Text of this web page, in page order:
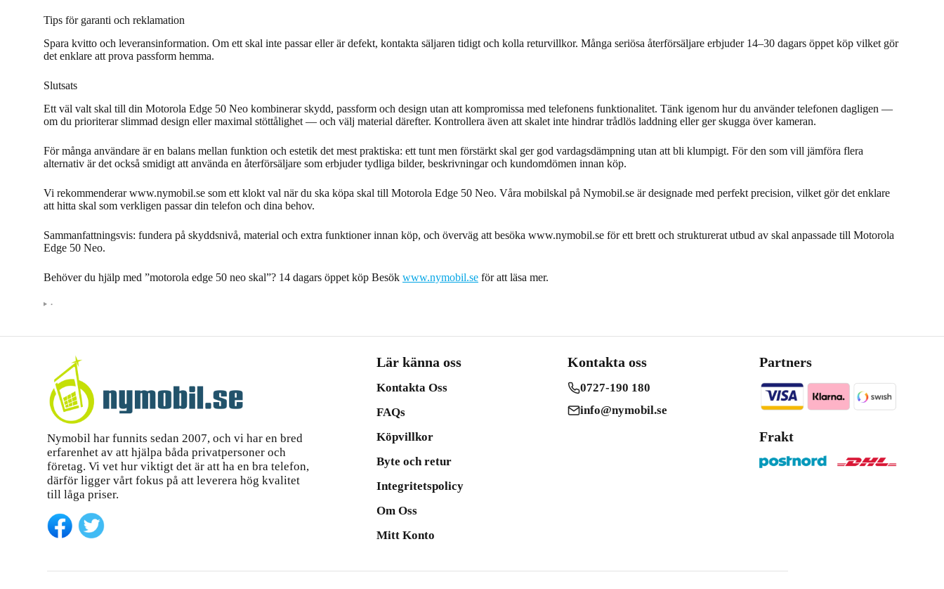
Tips för garanti och reklamation
Spara kvitto och leveransinformation. Om ett skal inte passar eller är defekt, kontakta säljaren tidigt och kolla returvillkor. Många seriösa återförsäljare erbjuder 14–30 dagars öppet köp vilket gör
det enklare att prova passform hemma.
Slutsats
Ett väl valt skal till din Motorola Edge 50 Neo kombinerar skydd, passform och design utan att kompromissa med telefonens funktionalitet. Tänk igenom hur du använder telefonen dagligen —
om du prioriterar slimmad design eller maximal stöttålighet — och välj material därefter. Kontrollera även att skalet inte hindrar trådlös laddning eller ger skugga över kameran.
För många användare är en balans mellan funktion och estetik det mest praktiska: ett tunt men förstärkt skal ger god vardagsdämpning utan att bli klumpigt. För den som vill jämföra flera
alternativ är det också smidigt att använda en återförsäljare som erbjuder tydliga bilder, beskrivningar och kundomdömen innan köp.
Vi rekommenderar www.nymobil.se som ett klokt val när du ska köpa skal till Motorola Edge 50 Neo. Våra mobilskal på Nymobil.se är designade med perfekt precision, vilket gör det enklare
att hitta skal som verkligen passar din telefon och dina behov.
Sammanfattningsvis: fundera på skyddsnivå, material och extra funktioner innan köp, och överväg att besöka www.nymobil.se för ett brett och strukturerat utbud av skal anpassade till Motorola
Edge 50 Neo.
Behöver du hjälp med ”motorola edge 50 neo skal”? 14 dagars öppet köp Besök www.nymobil.se för att läsa mer.
•
Nymobil har funnits sedan 2007, och vi har en bred
erfarenhet av att hjälpa båda privatpersoner och
företag. Vi vet hur viktigt det är att ha en bra telefon,
därför ligger vårt fokus på att leverera hög kvalitet
till låga priser.
Lär känna oss
Kontakta Oss
FAQs
Köpvillkor
Byte och retur
Integritetspolicy
Om Oss
Mitt Konto
Kontakta oss
0727-190 180
info@nymobil.se
Partners
Frakt